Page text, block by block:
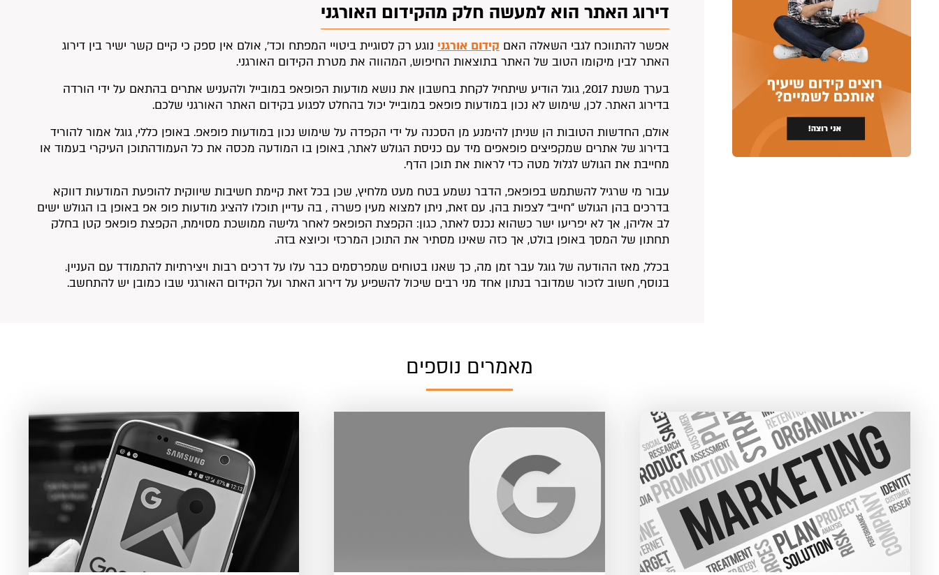
דירוג האתר הוא למעשה חלק מהקידום האורגני
אפשר להתווכח לגבי השאלה האם קידום אורגני נוגע רק לסוגיית ביטויי המפתח וכד’, אולם אין ספק כי קיים קשר ישיר בין דירוג
האתר לבין מיקומו הטוב של האתר בתוצאות החיפוש, המהווה את מטרת הקידום האורגני.
בערך משנת 2017, גוגל הודיע שיתחיל לקחת בחשבון את נושא מודעות הפופאפ במובייל ולהעניש אתרים בהתאם על ידי הורדה
בדירוג האתר. לכן, שימוש לא נכון במודעות פופאפ במובייל יכול בהחלט לפגוע בקידום האתר האורגני שלכם.
אולם, החדשות הטובות הן שניתן להימנע מן הסכנה על ידי הקפדה על שימוש נכון במודעות פופאפ. באופן כללי, גוגל אמור להוריד
בדירוג של אתרים שמקפיצים פופאפים מיד עם כניסת הגולש לאתר, באופן בו המודעה מכסה את כל העמודהתוכן העיקרי בעמוד או
מחייבת את הגולש לגלול מטה כדי לראות את תוכן הדף.
עבור מי שרגיל להשתמש בפופאפ, הדבר נשמע בטח מעט מלחיץ, שכן בכל זאת קיימת חשיבות שיווקית להופעת המודעות דווקא
בדרכים בהן הגולש “חייב” לצפות בהן. עם זאת, ניתן למצוא מעין פשרה , בה עדיין תוכלו להציג מודעות פופ אפ באופן בו הגולש ישים
לב אליהן, אך לא יפריעו ישר כשהוא נכנס לאתר, כגון: הקפצת הפופאפ לאחר גלישה ממושכת מסוימת, הקפצת פופאפ קטן בחלק
תחתון של המסך באופן בולט, אך כזה שאינו מסתיר את התוכן המרכזי וכיוצא בזה.
בכלל, מאז ההודעה של גוגל עבר זמן מה, כך שאנו בטוחים שמפרסמים כבר עלו על דרכים רבות ויצירתיות להתמודד עם העניין.
בנוסף, חשוב לזכור שמדובר בנתון אחד מני רבים שיכול להשפיע על דירוג האתר ועל הקידום האורגני שבו כמובן יש להתחשב.
מאמרים נוספים